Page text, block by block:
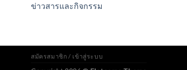
ข่าวสารและกิจกรรม
สมัครสมาชิก / เข้าสู่ระบบ